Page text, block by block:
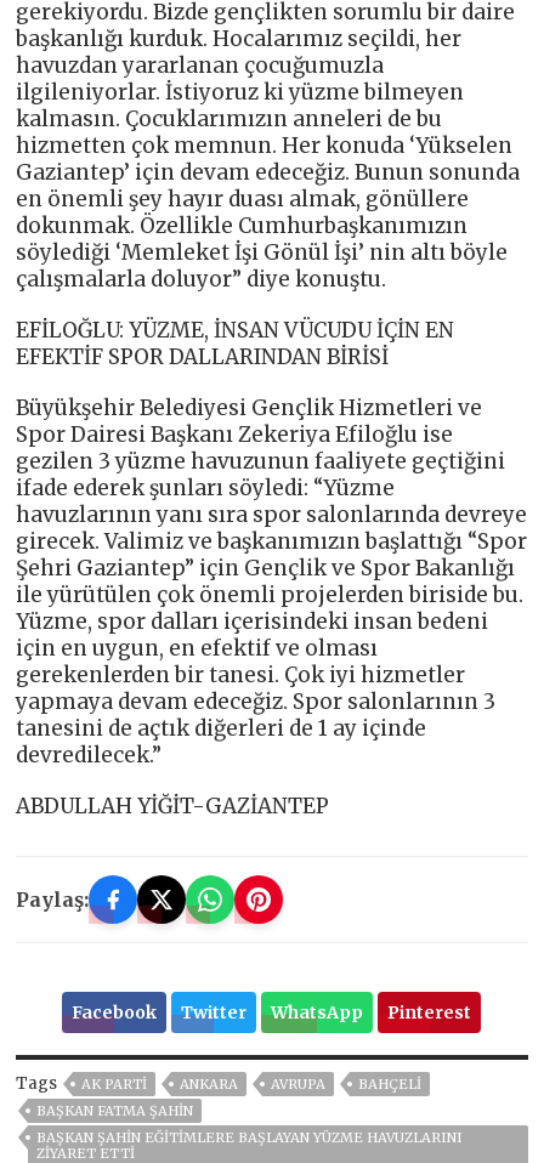
gerekiyordu. Bizde gençlikten sorumlu bir daire
başkanlığı kurduk. Hocalarımız seçildi, her
havuzdan yararlanan çocuğumuzla
ilgileniyorlar. İstiyoruz ki yüzme bilmeyen
kalmasın. Çocuklarımızın anneleri de bu
hizmetten çok memnun. Her konuda ‘Yükselen
Gaziantep’ için devam edeceğiz. Bunun sonunda
en önemli şey hayır duası almak, gönüllere
dokunmak. Özellikle Cumhurbaşkanımızın
söylediği ‘Memleket İşi Gönül İşi’ nin altı böyle
çalışmalarla doluyor” diye konuştu.
EFİLOĞLU: YÜZME, İNSAN VÜCUDU İÇİN EN
EFEKTİF SPOR DALLARINDAN BİRİSİ
Büyükşehir Belediyesi Gençlik Hizmetleri ve
Spor Dairesi Başkanı Zekeriya Efiloğlu ise
gezilen 3 yüzme havuzunun faaliyete geçtiğini
ifade ederek şunları söyledi: “Yüzme
havuzlarının yanı sıra spor salonlarında devreye
girecek. Valimiz ve başkanımızın başlattığı “Spor
Şehri Gaziantep” için Gençlik ve Spor Bakanlığı
ile yürütülen çok önemli projelerden biriside bu.
Yüzme, spor dalları içerisindeki insan bedeni
için en uygun, en efektif ve olması
gerekenlerden bir tanesi. Çok iyi hizmetler
yapmaya devam edeceğiz. Spor salonlarının 3
tanesini de açtık diğerleri de 1 ay içinde
devredilecek.”
ABDULLAH YİĞİT-GAZİANTEP
Paylaş:
Facebook Twitter WhatsApp Pinterest
Tags AK PARTİ ANKARA AVRUPA
BAHÇELİ
BAŞKAN FATMA ŞAHİN
BAŞKAN ŞAHİN EĞİTİMLERE BAŞLAYAN YÜZME HAVUZLARINI
ZİYARET ETTİ